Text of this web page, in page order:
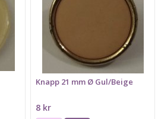
Knapp 21 mm Ø Gul/Beige
8 kr